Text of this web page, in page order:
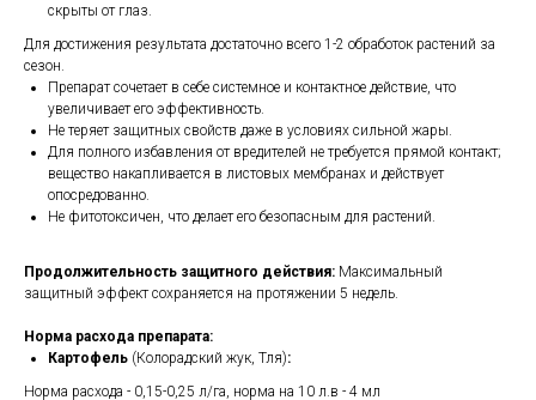
скрыты от глаз.
Для достижения результата достаточно всего 1-2 обработок растений за
сезон.
Препарат сочетает в себе системное и контактное действие, что
увеличивает его эффективность.
Не теряет защитных свойств даже в условиях сильной жары.
Для полного избавления от вредителей не требуется прямой контакт;
вещество накапливается в листовых мембранах и действует
опосредованно.
Не фитотоксичен, что делает его безопасным для растений.
Продолжительность защитного действия: Максимальный
защитный эффект сохраняется на протяжении 5 недель.
Норма расхода препарата:
Картофель (Колорадский жук, Тля):
Норма расхода - 0,15-0,25 л/га, норма на 10 л.в - 4 мл